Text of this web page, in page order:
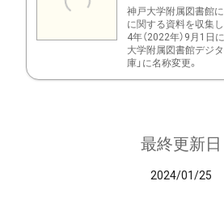
神戸大学附属図書館に
に関する資料を収集
4年（2022年）9月1日
大学附属図書館デジ
庫」に名称変更。
最終更新日
2024/01/25